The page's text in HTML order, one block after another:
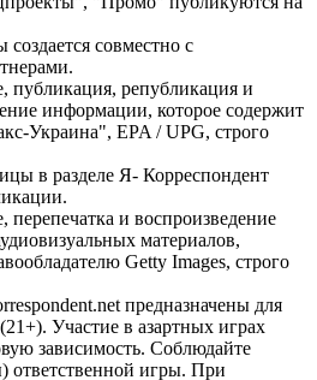
совместно с
публикация, републикация и
информации, которое содержит
Украина", EPA / UPG, строго
в разделе Я- Корреспондент
и воспроизведение
материалов,
Getty Images, строго
предназначены для
Участие в азартных играх
зависимость. Соблюдайте
ответственной игры. При